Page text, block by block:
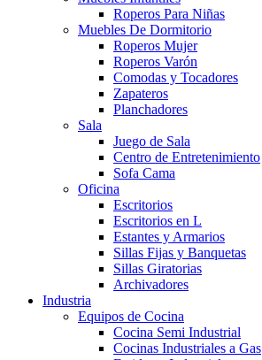
Roperos Para Niñas
Muebles De Dormitorio
Roperos Mujer
Roperos Varón
Comodas y Tocadores
Zapateros
Planchadores
Sala
Juego de Sala
Centro de Entretenimiento
Sofa Cama
Oficina
Escritorios
Escritorios en L
Estantes y Armarios
Sillas Fijas y Banquetas
Sillas Giratorias
Archivadores
Industria
Equipos de Cocina
Cocina Semi Industrial
Cocinas Industriales a Gas